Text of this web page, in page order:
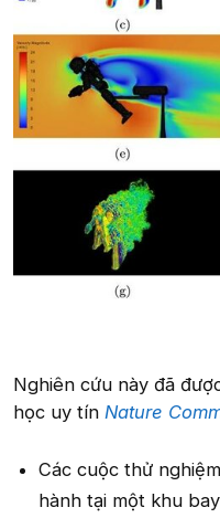
Nghiên cứu này đã
học uy tín Nature
Các cuộc thử
hành tại một khu